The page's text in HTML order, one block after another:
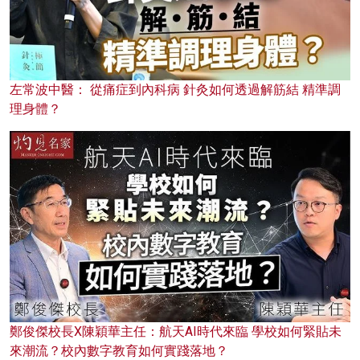
左常波中醫： 從痛症到內科病 針灸如何透過解筋結 精準調
理身體？
鄭俊傑校長X陳穎華主任：航天AI時代來臨 學校如何緊貼未
來潮流？校內數字教育如何實踐落地？